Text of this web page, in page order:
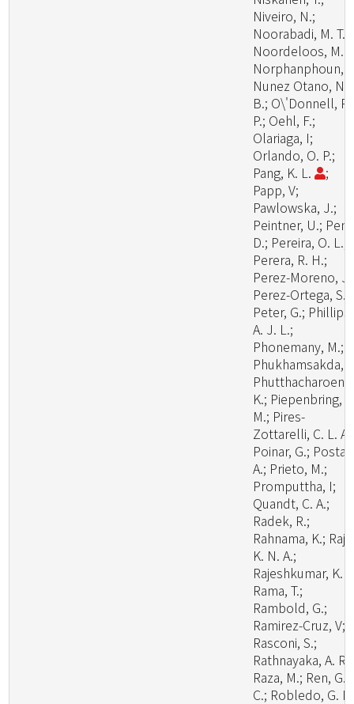
Niveiro, N.;
Noorabadi, M. T.;
Noordeloos, M.
Norphanphoun,
Nunez Otano, N.
B.; O\'Donnell, R.
P.; Oehl, F.;
Olariaga, I;
Orlando, O. P.;
Pang, K. L.
;
Papp, V;
Pawlowska, J.;
Peintner, U.;
D.; Pereira, O. L.;
Perera, R. H.;
Perez-Moreno,
Perez-Ortega, S.;
Peter, G.; Phillips,
A. J. L.;
Phonemany, M.;
Phukhamsakda,
Phutthacharoen,
K.; Piepenbring,
M.; Pires-
Zottarelli, C. L. A.;
Poinar, G.; Posta,
A.; Prieto, M.;
Promputtha, I;
Quandt, C. A.;
Radek, R.;
Rahnama, K.; Raj,
K. N. A.;
Rajeshkumar, K.
Rama, T.;
Rambold, G.;
Ramirez-Cruz, V;
Rasconi, S.;
Rathnayaka, A. R.;
Raza, M.; Ren, G.
C.; Robledo, G.